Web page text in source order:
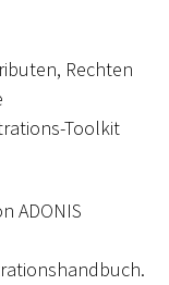
Rechten
Toolkit
ADONIS